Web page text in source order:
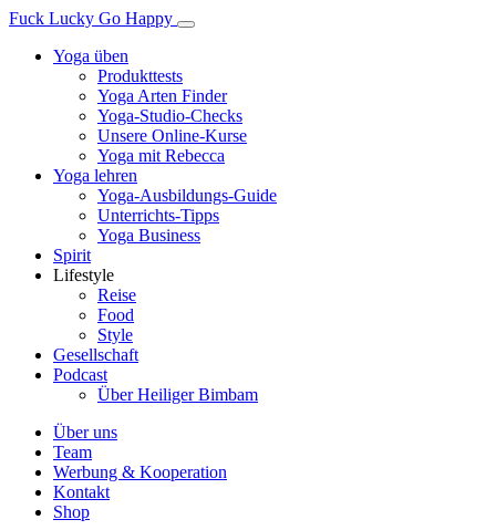
Fuck Lucky Go Happy
Yoga üben
Produkttests
Yoga Arten Finder
Yoga-Studio-Checks
Unsere Online-Kurse
Yoga mit Rebecca
Yoga lehren
Yoga-Ausbildungs-Guide
Unterrichts-Tipps
Yoga Business
Spirit
Lifestyle
Reise
Food
Style
Gesellschaft
Podcast
Über Heiliger Bimbam
Über uns
Team
Werbung & Kooperation
Kontakt
Shop